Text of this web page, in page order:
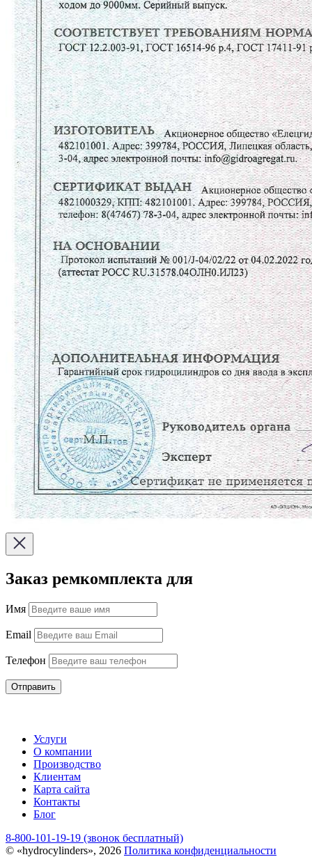
Заказ ремкомплекта для
Имя
Email
Телефон
Отправить
Услуги
О компании
Производство
Клиентам
Карта сайта
Контакты
Блог
8-800-101-19-19 (звонок бесплатный)
© «hydrocylinders», 2026 Политика конфиденциальности